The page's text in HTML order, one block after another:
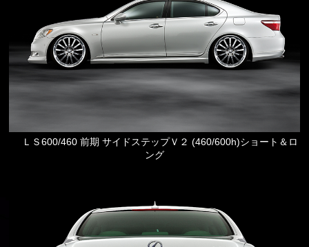
ＬＳ600/460 前期 サイドステップＶ２ (460/600h)ショート＆ロ
ング